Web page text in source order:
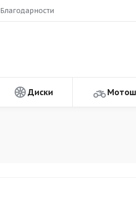
Благодарности
Диски